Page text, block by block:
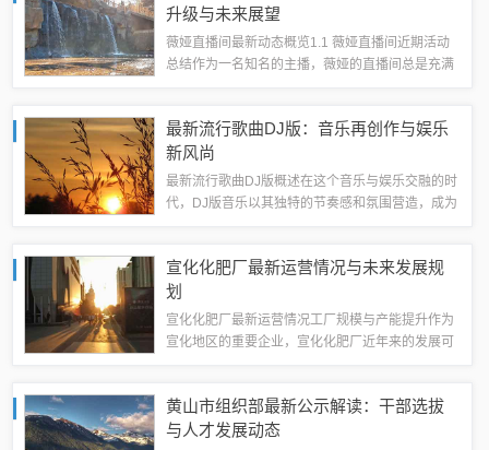
升级与未来展望
薇娅直播间最新动态概览1.1 薇娅直播间近期活动
总结作为一名知名的主播，薇娅的直播间总是充满
品发布会到4月份的购物节预热，薇...
最新流行歌曲DJ版：音乐再创作与娱乐
新风尚
最新流行歌曲DJ版概述在这个音乐与娱乐交融的时
代，DJ版音乐以其独特的节奏感和氛围营造，成为
DJ版音乐，简单来说，...
宣化化肥厂最新运营情况与未来发展规
划
宣化化肥厂最新运营情况工厂规模与产能提升作为
宣化地区的重要企业，宣化化肥厂近年来的发展可
了不少。新增的生产线和设备不仅提高了...
黄山市组织部最新公示解读：干部选拔
与人才发展动态